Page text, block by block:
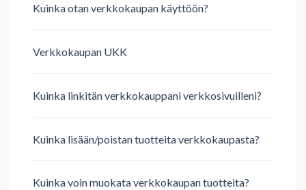
Kuinka otan verkkokaupan käyttöön?
Verkkokaupan UKK
Kuinka linkitän verkkokauppani verkkosivuilleni?
Kuinka lisään/poistan tuotteita verkkokaupasta?
Kuinka voin muokata verkkokaupan tuotteita?